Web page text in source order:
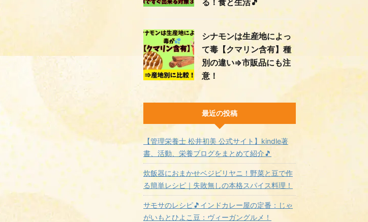
シナモンは生産地によっ
て毒【クマリン含有】種
別の違い⇒市販品にも注
意！
最近の投稿
【管理栄養士 松井初美 公式サイト】kindle著
書、活動、栄養ブログをまとめて紹介🎵
炊飯器におまかせベジビリヤニ！野菜と豆で作
る簡単レシピ｜失敗無しの本格スパイス料理！
サモサのレシピ🎵インドカレー屋の定番：じゃ
がいもとひよこ豆：ヴィーガングルメ！